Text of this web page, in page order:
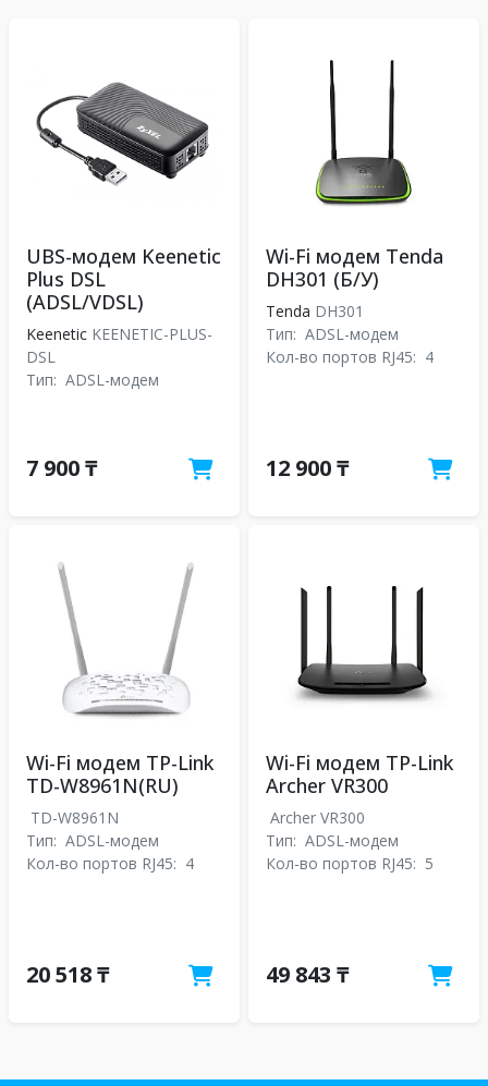
UBS-модем Keenetic
Plus DSL
(ADSL/VDSL)
Keenetic KEENETIC-PLUS-
DSL
Тип: ADSL-модем
7 900 ₸
Wi-Fi модем Tenda
DH301 (Б/У)
Tenda DH301
Тип: ADSL-модем
Кол-во портов RJ45: 4
12 900 ₸
Wi-Fi модем TP-Link
TD-W8961N(RU)
TD-W8961N
Тип: ADSL-модем
Кол-во портов RJ45: 4
20 518 ₸
Wi-Fi модем TP-Link
Archer VR300
Archer VR300
Тип: ADSL-модем
Кол-во портов RJ45: 5
49 843 ₸